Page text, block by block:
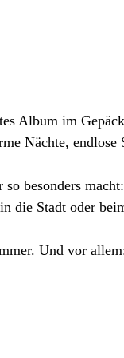
Album im
Nächte,
besonders
Stadt oder
Und vor